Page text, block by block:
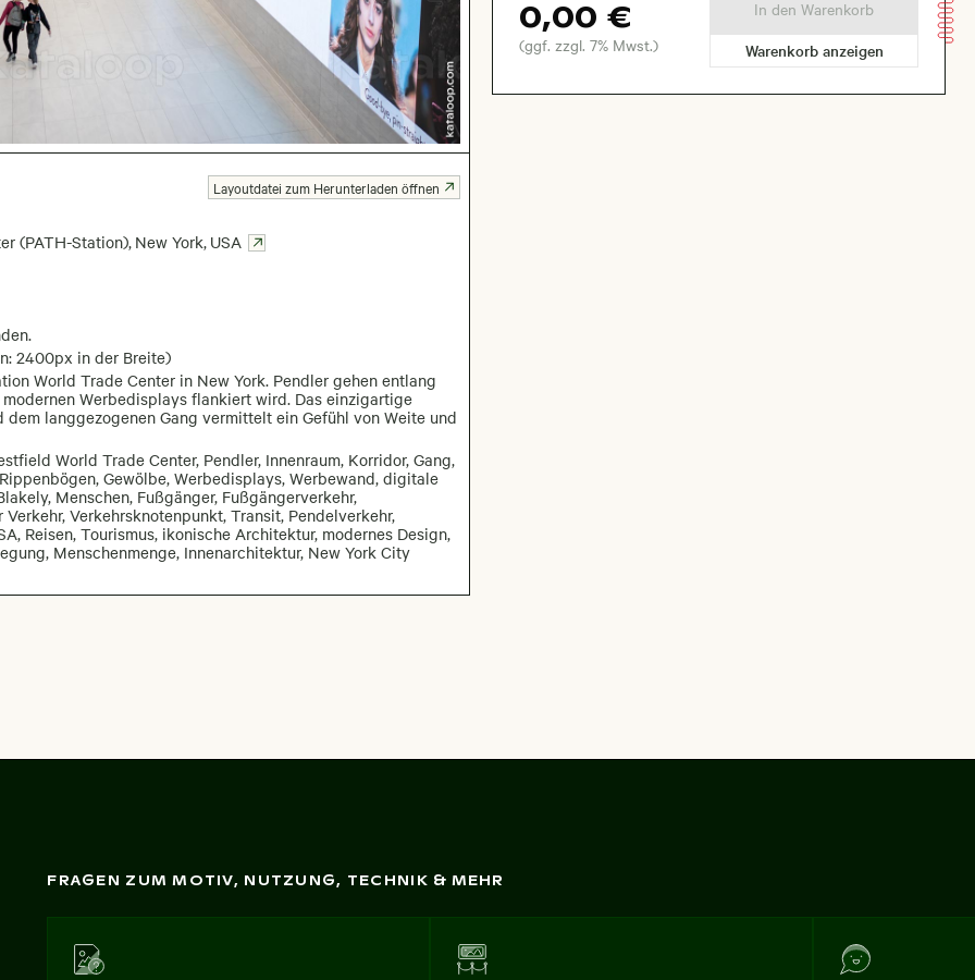
(PATH-Station), New York, USA
2400px in der Breite)
World Trade Center in New York. Pendler gehen entlang
Werbedisplays flankiert wird. Das einzigartige
langgezogenen Gang vermittelt ein Gefühl von Weite und
World Trade Center, Pendler, Innenraum, Korridor, Gang,
Gewölbe, Werbedisplays, Werbewand, digitale
Menschen, Fußgänger, Fußgängerverkehr,
Verkehrsknotenpunkt, Transit, Pendelverkehr,
Reisen, Tourismus, ikonische Architektur, modernes Design,
Menschenmenge, Innenarchitektur, New York City
Layoutdatei zum Herunterladen öffnen
0,00 €
(ggf. zzgl. 7% Mwst.)
In den Warenkorb
Warenkorb anzeigen
FRAGEN ZUM MOTIV, NUTZUNG, TECHNIK & MEHR